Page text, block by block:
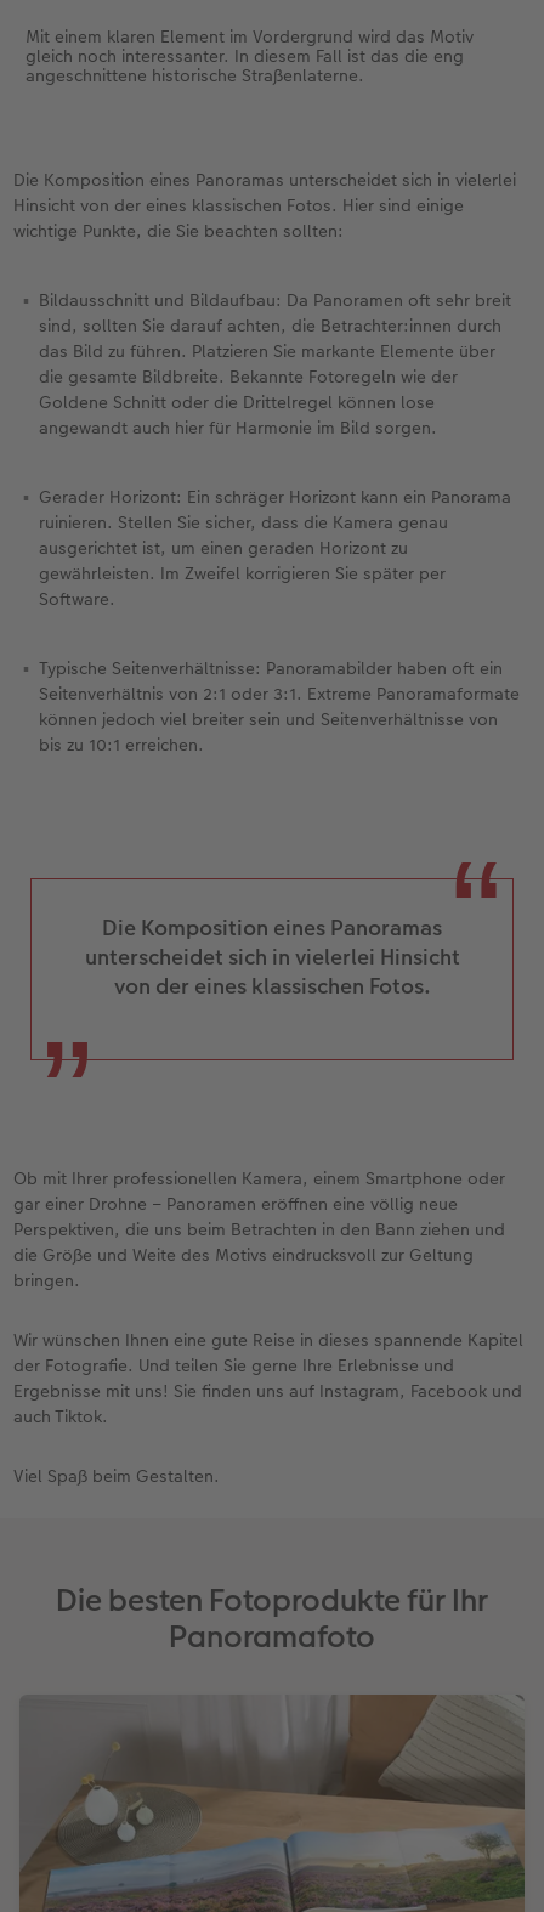
nahtlose Übergänge zu schaffen.
Mit einem klaren Element im Vordergrund wird das Motiv
gleich noch interessanter. In diesem Fall ist das die eng
angeschnittene historische Straßenlaterne.
Die Komposition eines Panoramas unterscheidet sich in vielerlei
Hinsicht von der eines klassischen Fotos. Hier sind einige
wichtige Punkte, die Sie beachten sollten:
Bildausschnitt und Bildaufbau: Da Panoramen oft sehr breit
sind, sollten Sie darauf achten, die Betrachter:innen durch
das Bild zu führen. Platzieren Sie markante Elemente über
die gesamte Bildbreite. Bekannte Fotoregeln wie der
Goldene Schnitt oder die Drittelregel können lose
angewandt auch hier für Harmonie im Bild sorgen.
Gerader Horizont: Ein schräger Horizont kann ein Panorama
ruinieren. Stellen Sie sicher, dass die Kamera genau
ausgerichtet ist, um einen geraden Horizont zu
gewährleisten. Im Zweifel korrigieren Sie später per
Software.
Typische Seitenverhältnisse: Panoramabilder haben oft ein
Seitenverhältnis von 2:1 oder 3:1. Extreme Panoramaformate
können jedoch viel breiter sein und Seitenverhältnisse von
bis zu 10:1 erreichen.
Die Komposition eines Panoramas
unterscheidet sich in vielerlei Hinsicht
von der eines klassischen Fotos.
Ob mit Ihrer professionellen Kamera, einem Smartphone oder
gar einer Drohne – Panoramen eröffnen eine völlig neue
Perspektiven, die uns beim Betrachten in den Bann ziehen und
die Größe und Weite des Motivs eindrucksvoll zur Geltung
bringen.
Wir wünschen Ihnen eine gute Reise in dieses spannende Kapitel
der Fotografie. Und teilen Sie gerne Ihre Erlebnisse und
Ergebnisse mit uns! Sie finden uns auf Instagram, Facebook und
auch Tiktok.
Viel Spaß beim Gestalten.
Die besten Fotoprodukte für Ihr
Panoramafoto